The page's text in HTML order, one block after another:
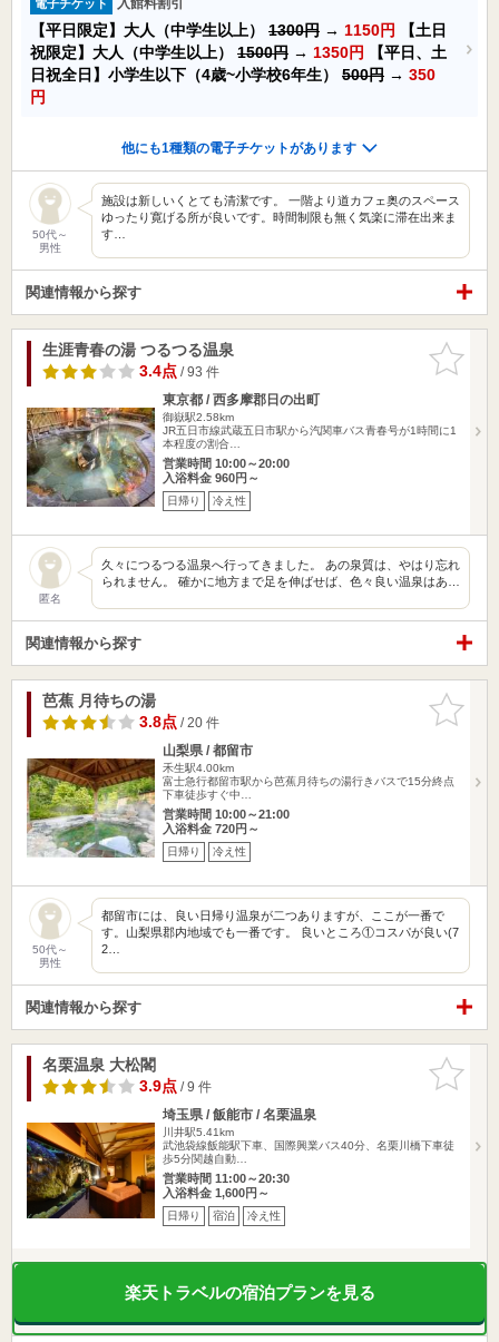
電子チケット
【平日限定】大人（中学生以上） 1300円 → 1150円
【土日
祝限定】大人（中学生以上） 1500円 → 1350円
【平日、土
日祝全日】小学生以下（4歳~小学校6年生） 500円 → 350
円
他にも1種類の電子チケットがあります
50代～
男性
施設は新しいくとても清潔です。 一階より道カフェ奥のスペース
ゆったり寛げる所が良いです。時間制限も無く気楽に滞在出来ま
す…
関連情報から探す
お気に入
りに追加
生涯青春の湯 つるつる温泉
3.4点/ 93 件
東京都 / 西多摩郡日の出町
御嶽駅2.58km
JR五日市線武蔵五日市駅から汽関車バス青春号が1時間に1
本程度の割合…
営業時間 10:00～20:00
入浴料金 960円～
日帰り 冷え性
匿名
久々につるつる温泉へ行ってきました。 あの泉質は、やはり忘れ
られません。 確かに地方まで足を伸ばせば、色々良い温泉はあ…
関連情報から探す
お気に入
りに追加
芭蕉 月待ちの湯
3.8点/ 20 件
山梨県 / 都留市
禾生駅4.00km
富士急行都留市駅から芭蕉月待ちの湯行きバスで15分終点
下車徒歩すぐ中…
営業時間 10:00～21:00
入浴料金 720円～
日帰り 冷え性
50代～
男性
都留市には、良い日帰り温泉が二つありますが、ここが一番で
す。山梨県郡内地域でも一番です。 良いところ①コスパが良い(7
2…
関連情報から探す
お気に入
りに追加
名栗温泉 大松閣
3.9点/ 9 件
埼玉県 / 飯能市 / 名栗温泉
川井駅5.41km
武池袋線飯能駅下車、国際興業バス40分、名栗川橋下車徒
歩5分関越自動…
営業時間 11:00～20:30
入浴料金 1,600円～
日帰り 宿泊 冷え性
楽天トラベルの宿泊プランを見る